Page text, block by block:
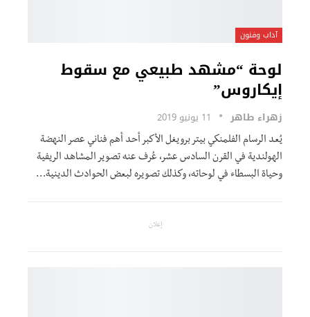
آداب وفنون
لوحة “مشهد طبيعي مع سقوط
إيكاروس”
زهراء طاهر 11 يونيو 2019
يُعد الرسام الفلمنكي بيتر برويغل الأكبر أحد أهم فناني عصر النهضة
الهولندية في القرن السادس عشر، عُرف عنه تصوير المشاهد الريفية
وحياة البسطاء في لوحاته، وكذلك تصويره لبعض الحوادث الدينية…
إعلان